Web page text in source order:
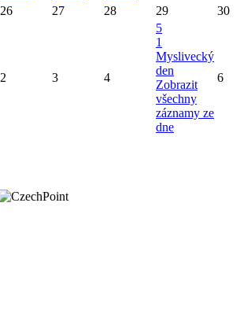
26 27 28 29 30
2 3 4
5
1
Myslivecký
den
Zobrazit
všechny
záznamy ze
dne
6